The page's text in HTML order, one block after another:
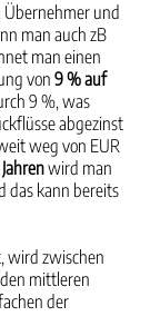
Über­nehmer und
man auch zB
man einen
von9 % auf
9 %, was
abgezinst
weg von EUR
wird man
das kann bereits
wird zwischen
mittleren
der